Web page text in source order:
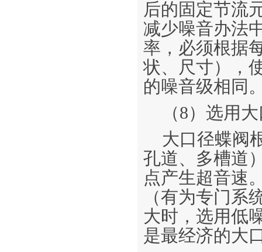
后的固定节流
减少噪音办法
率，必须根据
状、尺寸），
的噪音级相同
（8）选用
大口径蝶阀
孔道、多槽道
点产生超音速
（有为专门系
大时，选用低
是最经济的大